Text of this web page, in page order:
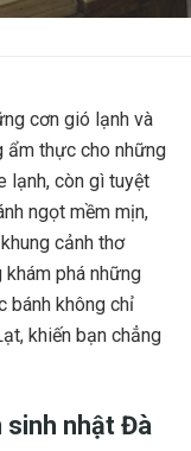
cơn gió lạnh và
ẩm thực cho những
lạnh, còn gì tuyệt
ngọt mềm mịn,
cảnh thơ
khám phá những
bánh không chỉ
khiến bạn chẳng
sinh nhật Đà